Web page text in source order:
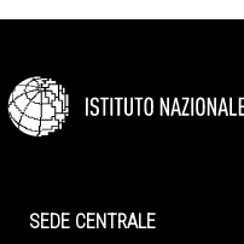
SEDE CENTRALE